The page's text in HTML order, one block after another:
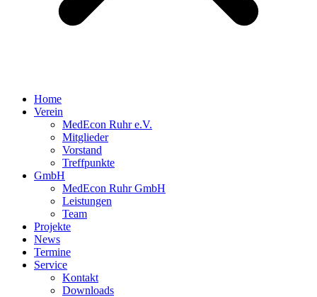
Home
Verein
MedEcon Ruhr e.V.
Mitglieder
Vorstand
Treffpunkte
GmbH
MedEcon Ruhr GmbH
Leistungen
Team
Projekte
News
Termine
Service
Kontakt
Downloads